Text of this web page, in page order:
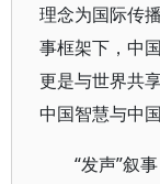
理念为国际传
事框架下，中
更是与世界共
中国智慧与中国
“发声”叙